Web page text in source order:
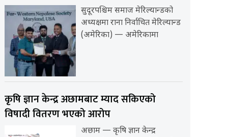
सुदूरपश्चिम समाज मेरिल्यान्डको
अध्यक्षमा राना निर्वाचित मेरिल्यान्ड
(अमेरिका) — अमेरिकामा
कृषि ज्ञान केन्द्र अछामबाट म्याद सकिएको
विषादी वितरण भएको आरोप
अछाम — कृषि ज्ञान केन्द्र